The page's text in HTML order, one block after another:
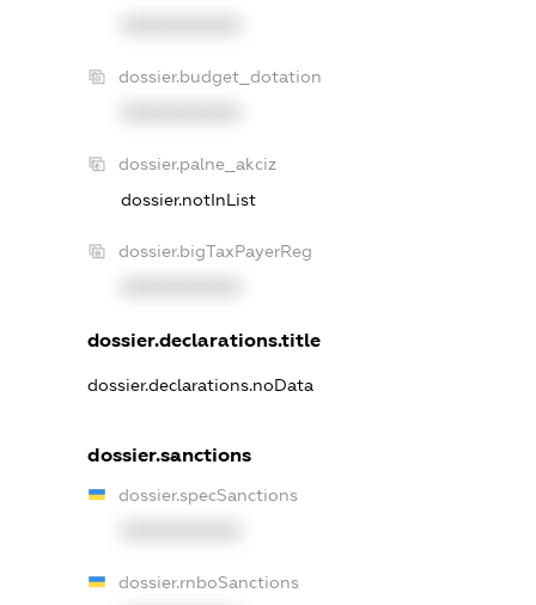
dossier.budget_dotation
dossier.palne_akciz
dossier.notInList
dossier.bigTaxPayerReg
dossier.declarations.title
dossier.declarations.noData
dossier.sanctions
dossier.specSanctions
dossier.rnboSanctions